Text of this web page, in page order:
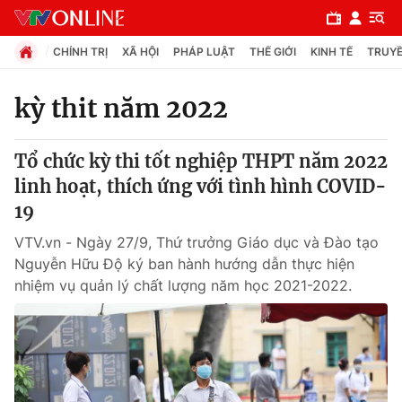
Chuyên mục
Chính trị
Pháp luật
Y tế
Thế giới
CHÍNH TRỊ XÃ HỘI PHÁP LUẬT THẾ GIỚI KINH TẾ
kỳ thit năm 2022
Tổ chức kỳ thi tốt nghiệp THPT năm 2022
linh hoạt, thích ứng với tình hình COVID-
19
VTV.vn - Ngày 27/9, Thứ trưởng Giáo dục và Đào tạo
Nguyễn Hữu Độ ký ban hành hướng dẫn thực hiện
nhiệm vụ quản lý chất lượng năm học 2021-2022.